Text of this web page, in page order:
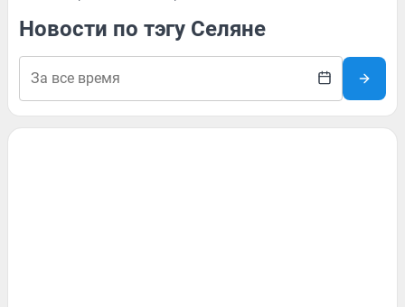
Новости по тэгу Селяне